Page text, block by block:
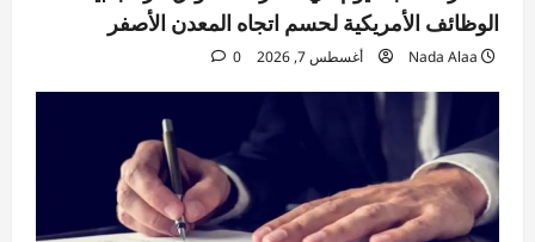
3
4
حوادث
السيطرة على حريق منزل مهجور في كفر
شكر دون إصابات.. والتحقيقات تكشف
أغسطس 7, 2026
حوادث
الوظائف الأمريكية لحسم اتجاه المعدن الأصفر
Nada Alaa أغسطس 7, 2026 0